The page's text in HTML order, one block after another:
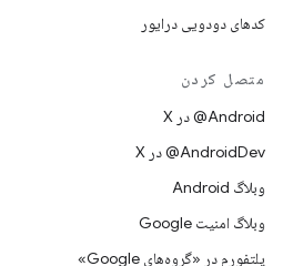
کدهای دودویی درایور
متصل کردن
‫‎@Android در X
‫‎@AndroidDev در X
وبلاگ Android
وبلاگ امنیت Google
پلتفورم در «گروه‌های Google»